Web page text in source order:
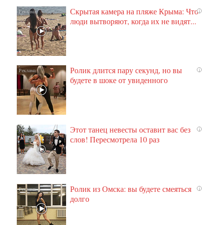
i
Скрытая камера на пляже Крыма: Что
люди вытворяют, когда их не видят...
i
Ролик длится пару секунд, но вы
будете в шоке от увиденного
i
Этот танец невесты оставит вас без
слов! Пересмотрела 10 раз
i
Ролик из Омска: вы будете смеяться
долго